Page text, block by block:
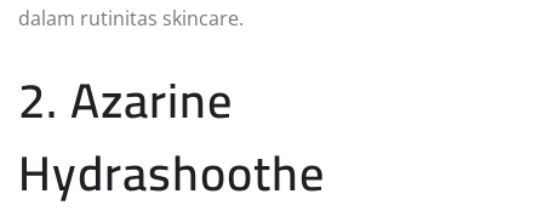
dalam rutinitas skincare.
2. Azarine
Hydrashoothe